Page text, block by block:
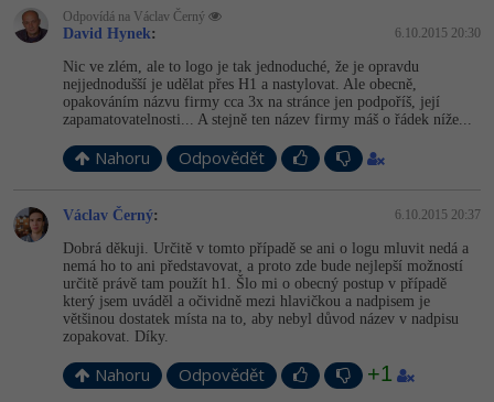
Odpovídá na Václav Černý
David Hynek: 6.10.2015 20:30
Nic ve zlém, ale to logo je tak jednoduché, že je opravdu
nejjednodušší je udělat přes H1 a nastylovat. Ale obecně,
opakováním názvu firmy cca 3x na stránce jen podpoříš, její
zapamatovatel­nosti... A stejně ten název firmy máš o řádek níže...
Nahoru Odpovědět
Václav Černý: 6.10.2015 20:37
Dobrá děkuji. Určitě v tomto případě se ani o logu mluvit nedá a
nemá ho to ani představovat, a proto zde bude nejlepší možností
určitě právě tam použít h1. Šlo mi o obecný postup v případě
který jsem uváděl a očividně mezi hlavičkou a nadpisem je
většinou dostatek místa na to, aby nebyl důvod název v nadpisu
zopakovat. Díky.
Nahoru Odpovědět +1